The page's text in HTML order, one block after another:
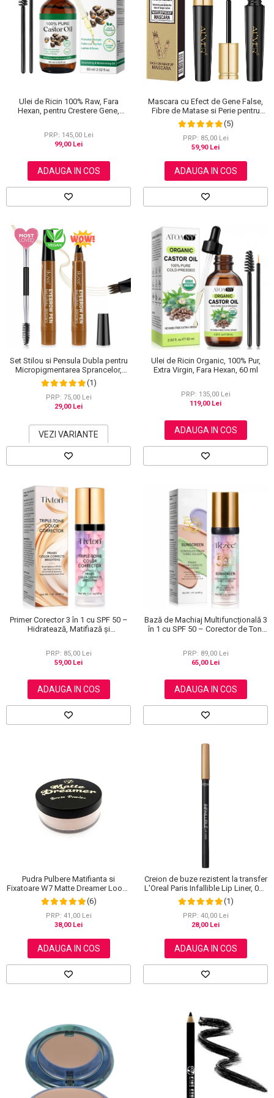
Scrub / Balsam de buze
Netestate pe Animale
Ulei de Ricin 100% Raw, Fara
Hexan, pentru Crestere Gene,
PRP: 145,00 Lei
99,00 Lei
ADAUGA IN COS
Mascara cu Efect de Gene False,
Fibre de Matase si Perie pentru
Curbare, Aliver 4D Extra Volume,
Waterproof, Negru,10 g
(5)
PRP: 85,00 Lei
59,90 Lei
ADAUGA IN COS
Set Stilou si Pensula Dubla pentru
Micropigmentarea Sprancelor,
Efect Natural de Microblading,
Aspect de Sprancene Pline
(1)
PRP: 75,00 Lei
29,00 Lei
VEZI VARIANTE
Ulei de Ricin Organic, 100% Pur,
Extra Virgin, Fara Hexan, 60 ml
PRP: 135,00 Lei
119,00 Lei
ADAUGA IN COS
Primer Corector 3 în 1 cu SPF 50 –
Hidratează, Matifiază și
PRP: 85,00 Lei
59,00 Lei
ADAUGA IN COS
Bază de Machiaj Multifuncțională 3
în 1 cu SPF 50 – Corector de Ton,
PRP: 89,00 Lei
65,00 Lei
ADAUGA IN COS
Pudra Pulbere Matifianta si
Fixatoare W7 Matte Dreamer Loose
Powder - Classy Cameo, 20g
(6)
PRP: 41,00 Lei
38,00 Lei
ADAUGA IN COS
Creion de buze rezistent la transfer
L'Oreal Paris Infallible Lip Liner, 001
Highlight On Point
(1)
PRP: 40,00 Lei
28,00 Lei
ADAUGA IN COS